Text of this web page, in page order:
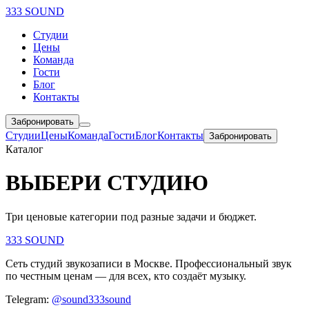
333 SOUND
Студии
Цены
Команда
Гости
Блог
Контакты
Забронировать
СтудииЦеныКомандаГостиБлогКонтакты Забронировать
Каталог
ВЫБЕРИ СТУДИЮ
Три ценовые категории под разные задачи и бюджет.
333 SOUND
Сеть студий звукозаписи в Москве. Профессиональный звук
по честным ценам — для всех, кто создаёт музыку.
Telegram: @sound333sound